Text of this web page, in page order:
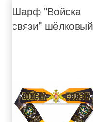
Шарф "Войска
связи" шёлковый